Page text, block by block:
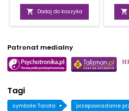
 Dodaj do koszyka 
Patronat medialny
Tagi
symbole Tarota przepowiadanie